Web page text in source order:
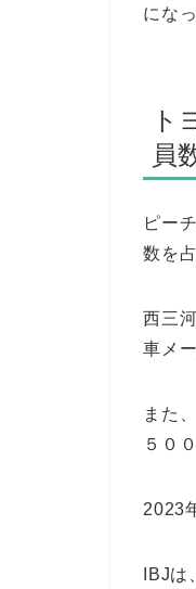
にな
ト
員
ピー
数を
西三
車メ
また
５０
2023
IBJ